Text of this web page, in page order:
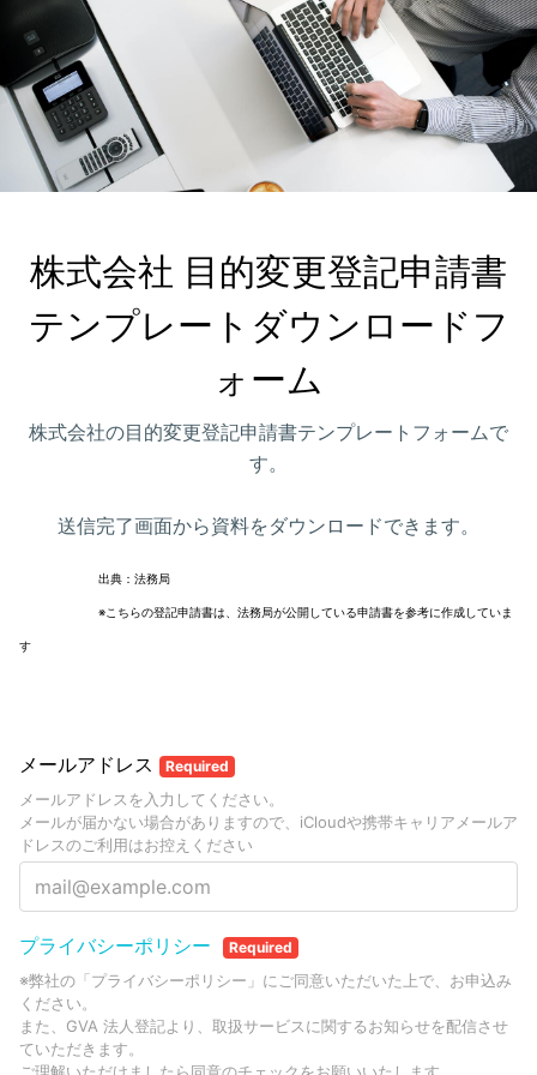
株式会社 目的変更登記申請書
テンプレートダウンロードフ
ォーム
株式会社の目的変更登記申請書テンプレートフォームで
す。
送信完了画面から資料をダウンロードできます。
出典：法務局
※こちらの登記申請書は、法務局が公開している申請書を参考に作成していま
す
メールアドレス Required
メールアドレスを入力してください。
メールが届かない場合がありますので、iCloudや携帯キャリアメールア
ドレスのご利用はお控えください
プライバシーポリシー Required
※弊社の「プライバシーポリシー」にご同意いただいた上で、お申込み
ください。
また、GVA 法人登記より、取扱サービスに関するお知らせを配信させ
ていただきます。